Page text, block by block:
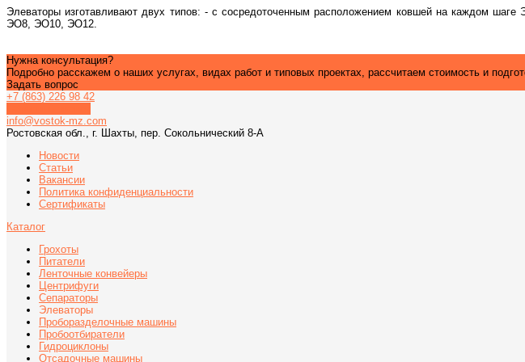
Элеваторы изготавливают двух типов: - с сосредоточенным расположением ковшей на каждом
ЭО8, ЭО10, ЭО12.
Нужна консультация?
Подробно расскажем о наших услугах, видах работ и типовых проектах, рассчитаем стоимость и
Задать вопрос
+7 (863) 226 98 42
info@vostok-mz.com
Ростовская обл., г. Шахты, пер. Сокольнический 8-А
Новости
Статьи
Вакансии
Политика конфиденциальности
Сертификаты
Каталог
Грохоты
Питатели
Ленточные конвейеры
Центрифуги
Сепараторы
Элеваторы
Проборазделочные машины
Пробоотбиратели
Гидроциклоны
Отсадочные машины